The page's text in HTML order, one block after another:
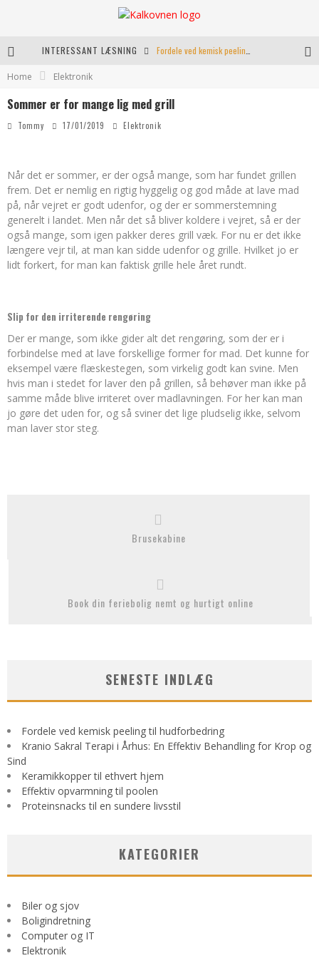
INTERESSANT LÆSNING
Home Elektronik
Sommer er for mange lig med grill
Tommy 17/01/2019 Elektronik
Når det er sommer, er der også mange, som har fundet grillen
frem. Det er nemlig en rigtig hyggelig og god måde at lave mad
på, når vejret er godt udenfor, og der er sommerstemning
generelt i landet. Men når det så bliver koldere i vejret, så er der
også mange, som igen pakker deres grill væk. For nu er det ikke
længere vejr til, at man kan sidde udenfor og grille. Hvilket jo er
lidt forkert, for man kan faktisk grille hele året rundt.
Slip for den irriterende rengøring
Der er mange, som ikke gider alt det rengøring, som der er i
forbindelse med at lave forskellige former for mad. Det kunne for
eksempel være flæskestegen, som virkelig godt kan svine. Men
hvis man i stedet for laver den på grillen, så behøver man ikke på
samme måde blive irriteret over madlavningen. For her kan man
jo gøre det uden for, og så sviner det lige pludselig ikke, selvom
man laver stor steg.
Brusekabine
Book din feriebolig nemt og hurtigt online
SENESTE INDLÆG
Fordele ved kemisk peeling til hudforbedring
Kranio Sakral Terapi i Århus: En Effektiv Behandling for Krop og
Sind
Keramikkopper til ethvert hjem
Effektiv opvarmning til poolen
Proteinsnacks til en sundere livsstil
KATEGORIER
Biler og sjov
Boligindretning
Computer og IT
Elektronik